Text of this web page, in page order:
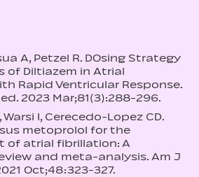
A, Petzel R. DOsing Strategy
of Diltiazem in Atrial
Rapid Ventricular Response.
2023 Mar;81(3):288-296.
Warsi I, Cerecedo-Lopez CD.
metoprolol for the
of atrial fibrillation: A
and meta-analysis. Am J
Oct;48:323-327.